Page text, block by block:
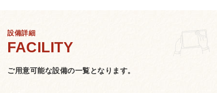
設備詳細
ご用意可能な設備の一覧となります。